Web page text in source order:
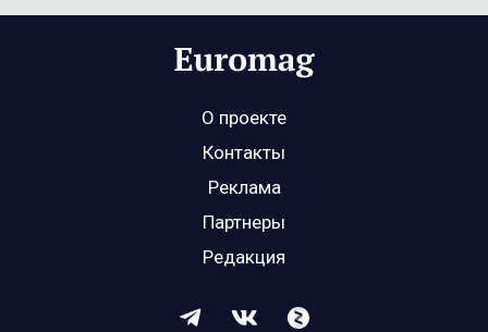
О проекте
Контакты
Реклама
Партнеры
Редакция